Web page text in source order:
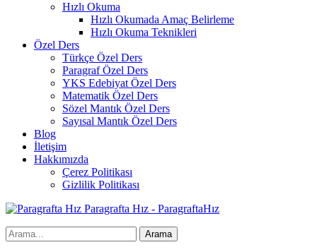
Hızlı Okuma
Hızlı Okumada Amaç Belirleme
Hızlı Okuma Teknikleri
Özel Ders
Türkçe Özel Ders
Paragraf Özel Ders
YKS Edebiyat Özel Ders
Matematik Özel Ders
Sözel Mantık Özel Ders
Sayısal Mantık Özel Ders
Blog
İletişim
Hakkımızda
Çerez Politikası
Gizlilik Politikası
Paragrafta Hız - ParagraftaHız